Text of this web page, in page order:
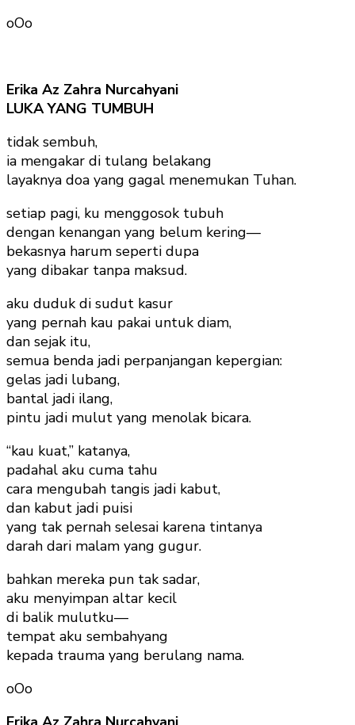
oOo
Erika Az Zahra Nurcahyani
LUKA YANG TUMBUH
tidak sembuh,
ia mengakar di tulang belakang
layaknya doa yang gagal menemukan Tuhan.
setiap pagi, ku menggosok tubuh
dengan kenangan yang belum kering—
bekasnya harum seperti dupa
yang dibakar tanpa maksud.
aku duduk di sudut kasur
yang pernah kau pakai untuk diam,
dan sejak itu,
semua benda jadi perpanjangan kepergian:
gelas jadi lubang,
bantal jadi ilang,
pintu jadi mulut yang menolak bicara.
“kau kuat,” katanya,
padahal aku cuma tahu
cara mengubah tangis jadi kabut,
dan kabut jadi puisi
yang tak pernah selesai karena tintanya
darah dari malam yang gugur.
bahkan mereka pun tak sadar,
aku menyimpan altar kecil
di balik mulutku—
tempat aku sembahyang
kepada trauma yang berulang nama.
oOo